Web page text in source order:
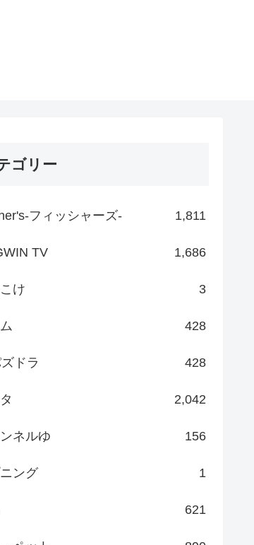
ゴリー
フィッシャーズ- 1,811
TV 1,686
け 3
428
ドラ 428
2,042
ネルゆ 156
ング 1
621